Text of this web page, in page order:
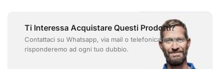
Ti Interessa Acquistare Questi Prodotti?
Contattaci su Whatsapp, via mail o telefonicamente e
risponderemo ad ogni tuo dubbio.